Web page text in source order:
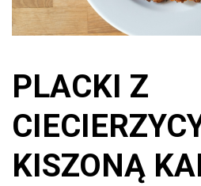
PLACKI Z
KISZONĄ